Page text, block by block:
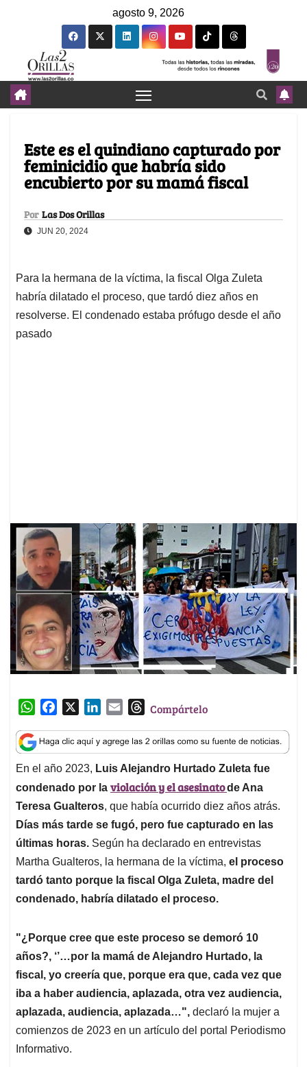
agosto 9, 2026
Este es el quindiano capturado por
feminicidio que habría sido
encubierto por su mamá fiscal
Por Las Dos Orillas
JUN 20, 2024
Para la hermana de la víctima, la fiscal Olga Zuleta
habría dilatado el proceso, que tardó diez años en
resolverse. El condenado estaba prófugo desde el año
pasado
W
a
t
s
A
p
p
c
e
b
o
o
k
n
k
e
d
I
n
a
i
l
T
r
e
a
d
s
Compártelo
En el año 2023, Luis Alejandro Hurtado Zuleta fue
condenado por la violación y el asesinatode Ana
Teresa Gualteros, que había ocurrido diez años atrás.
Días más tarde se fugó, pero fue capturado en las
últimas horas. Según ha declarado en entrevistas
Martha Gualteros, la hermana de la víctima, el proceso
tardó tanto porque la fiscal Olga Zuleta, madre del
condenado, habría dilatado el proceso.
"¿Porque cree que este proceso se demoró 10
años?, ‘’…por la mamá de Alejandro Hurtado, la
fiscal, yo creería que, porque era que, cada vez que
iba a haber audiencia, aplazada, otra vez audiencia,
aplazada, audiencia, aplazada…", declaró la mujer a
comienzos de 2023 en un artículo del portal Periodismo
Informativo.